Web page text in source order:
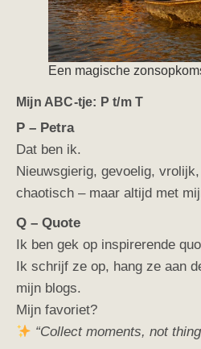
Een magische
Mijn ABC-tje: P t/m T
P – Petra
Dat ben ik.
Nieuwsgierig, gevoelig,
chaotisch – maar altijd met
Q – Quote
Ik ben gek op inspirerende
Ik schrijf ze op, hang ze aan
mijn blogs.
Mijn favoriet?
“Collect moments, not